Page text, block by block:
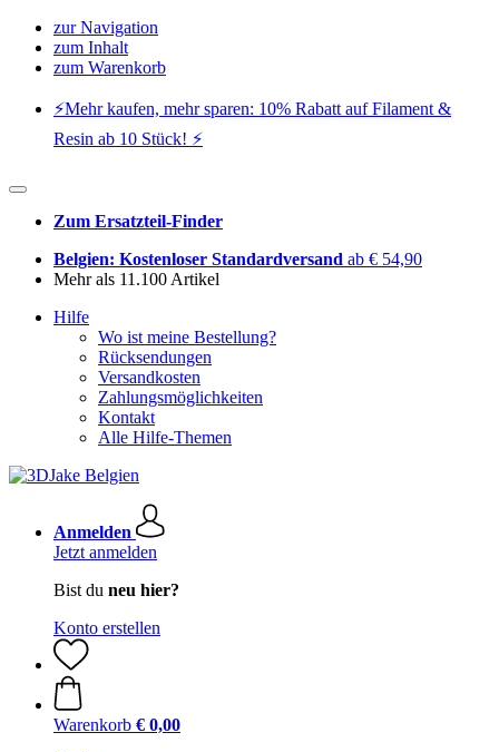
zur Navigation
zum Inhalt
zum Warenkorb
⚡️Mehr kaufen, mehr sparen: 10% Rabatt auf Filament &
Resin ab 10 Stück! ⚡️
Zum Ersatzteil-Finder
Belgien: Kostenloser Standardversand ab € 54,90
Mehr als 11.100 Artikel
Hilfe
Wo ist meine Bestellung?
Rücksendungen
Versandkosten
Zahlungsmöglichkeiten
Kontakt
Alle Hilfe-Themen
Anmelden
Jetzt anmelden
Bist du neu hier?
Konto erstellen
Warenkorb € 0,00